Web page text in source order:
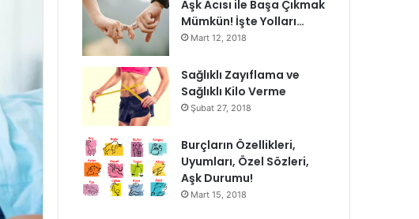
Aşk Acısı ile Başa Çıkmak
Mümkün! İşte Yolları…
Mart 12, 2018
Sağlıklı Zayıflama ve
Sağlıklı Kilo Verme
Şubat 27, 2018
Burçların Özellikleri,
Uyumları, Özel Sözleri,
Aşk Durumu!
Mart 15, 2018